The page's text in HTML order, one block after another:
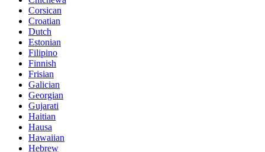
Corsican
Croatian
Dutch
Estonian
Filipino
Finnish
Frisian
Galician
Georgian
Gujarati
Haitian
Hausa
Hawaiian
Hebrew